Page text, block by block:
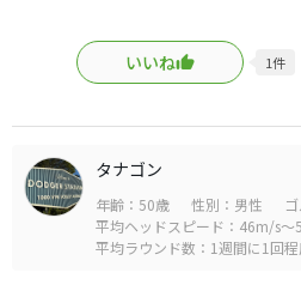
いいね 1件
タナゴン
年齢：50歳 性別：男性
平均ヘッドスピード：46m/s～
平均ラウンド数：1週間に1回